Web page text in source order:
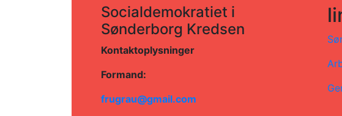
Socialdemokratiet i
Sønderborg Kredsen
Kontaktoplysninger
Formand:
frugrau@gmail.com